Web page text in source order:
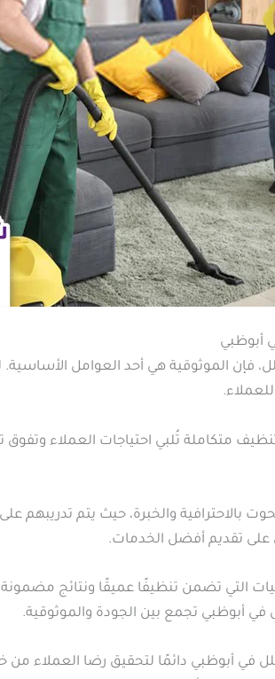
أبوظبي
فإن الموثوقية هي أحد العوامل
متكاملة تُلبي احتياجات العملاء
بالاحترافية والخبرة، حيث يتم تدريبهم
على تقديم أفضل الخدمات.
التي تضمن تنظيفًا عميقًا ونتائج
أبوظبي تجمع بين الجودة والموثوقية.
أبوظبي دائمًا لتحقيق رضا العملاء من